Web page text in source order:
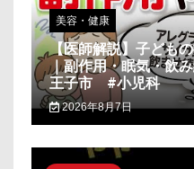
美容・健康
【医師解説】子ども
｜副作用・眠気・飲
王子市 #小児科
2026年8月7日